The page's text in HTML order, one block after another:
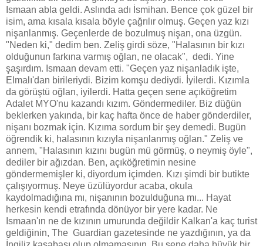
Ismaan abla geldi. Aslında adı İsmihan. Bence çok güzel bir
isim, ama kısala kısala böyle çağrılır olmuş. Geçen yaz kızı
nişanlanmış. Geçenlerde de bozulmuş nişan, ona üzgün.
"Neden ki," dedim ben. Zeliş girdi söze, "Halasının bir kızı
olduğunun farkına varmış oğlan, ne olacak", dedi. Yine
şaşırdım. Ismaan devam etti. "Geçen yaz nişanladık işte,
Elmalı'dan birileriydi. Bizim komşu dediydi. İyilerdi. Kızımla
da görüştü oğlan, iyilerdi. Hatta geçen sene açıköğretim
Adalet MYO'nu kazandı kızım. Göndermediler. Biz düğün
beklerken yakında, bir kaç hafta önce de haber gönderdiler,
nişanı bozmak için. Kızıma sordum bir şey demedi. Bugün
öğrendik ki, halasının kızıyla nişanlanmış oğlan." Zeliş ve
annem, "Halasının kızını bugün mü görmüş, o neymiş öyle",
dediler bir ağızdan. Ben, açıköğretimin nesine
göndermemişler ki, diyordum içimden. Kızı şimdi bir butikte
çalışıyormuş. Neye üzülüyordur acaba, okula
kaydolmadığına mı, nişanının bozulduğuna mı... Hayat
herkesin kendi etrafında dönüyor bir yere kadar. Ne
Ismaan'ın ne de kızının umurunda değildir Kalkan'a kaç turist
geldiğinin, The Guardian gazetesinde ne yazdığının, ya da